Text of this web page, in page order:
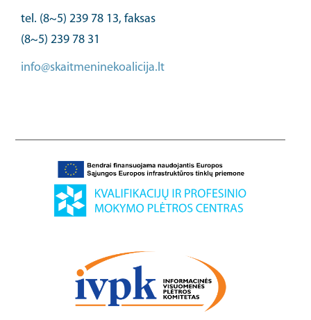
tel. (8~5) 239 78 13, faksas
(8~5) 239 78 31
info@skaitmeninekoalicija.lt